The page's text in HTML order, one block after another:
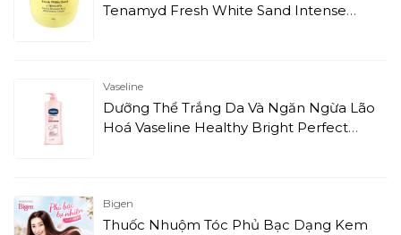
Tenamyd Fresh White Sand Intense
Vaseline
Dưỡng Thể Trắng Da Và Ngăn Ngừa Lão
Hoá Vaseline Healthy Bright Perfect
Bigen
Thuốc Nhuộm Tóc Phủ Bạc Dạng Kem